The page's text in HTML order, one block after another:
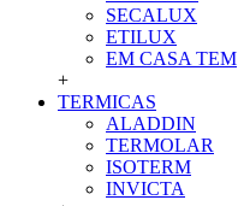
SECALUX
ETILUX
EM CASA TEM
+
TERMICAS
ALADDIN
TERMOLAR
ISOTERM
INVICTA